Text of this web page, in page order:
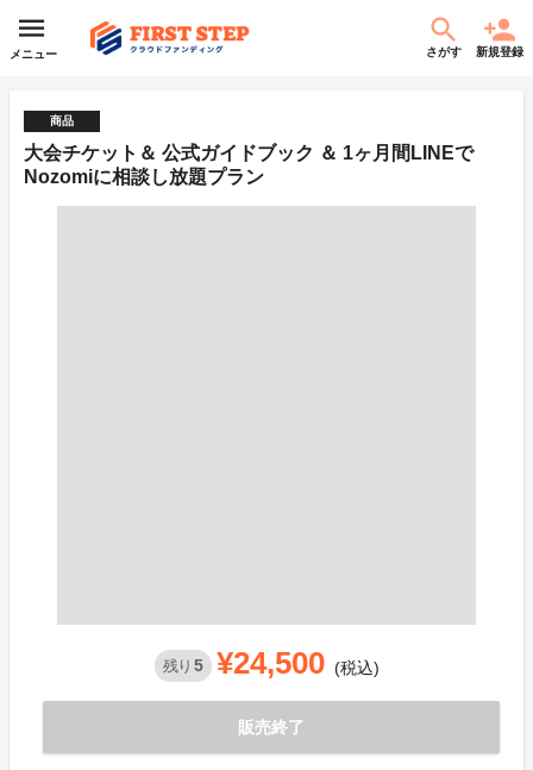
メニュー さがす 新規登録
商品
大会チケット＆ 公式ガイドブック ＆ 1ヶ月間LINEで
Nozomiに相談し放題プラン
残り 5 ¥24,500 (税込)
販売終了